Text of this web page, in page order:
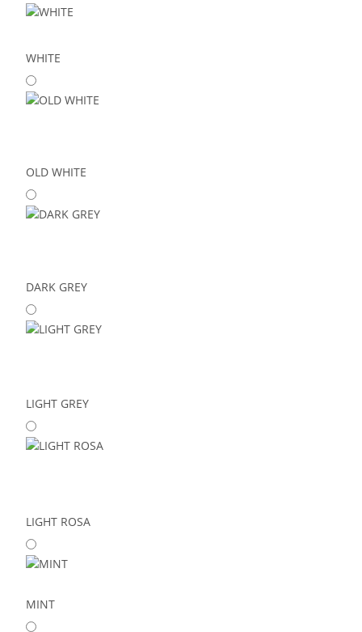
WHITE
OLD WHITE
DARK GREY
LIGHT GREY
LIGHT ROSA
MINT